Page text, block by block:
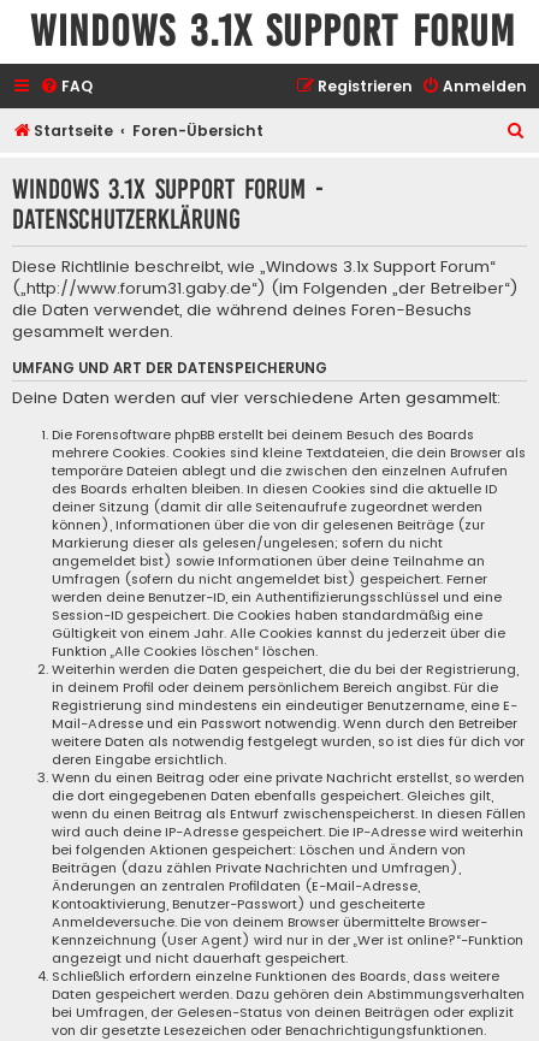
Windows 3.1x Support Forum
FAQ Anmelden
Registrieren
Startseite Foren-Übersicht
Windows 3.1x Support Forum -
Datenschutzerklärung
Diese Richtlinie beschreibt, wie „Windows 3.1x Support Forum“
(„http://www.forum31.gaby.de“) (im Folgenden „der Betreiber“)
die Daten verwendet, die während deines Foren-Besuchs
gesammelt werden.
UMFANG UND ART DER DATENSPEICHERUNG
Deine Daten werden auf vier verschiedene Arten gesammelt:
Die Forensoftware phpBB erstellt bei deinem Besuch des Boards
mehrere Cookies. Cookies sind kleine Textdateien, die dein Browser als
temporäre Dateien ablegt und die zwischen den einzelnen Aufrufen
des Boards erhalten bleiben. In diesen Cookies sind die aktuelle ID
deiner Sitzung (damit dir alle Seitenaufrufe zugeordnet werden
können), Informationen über die von dir gelesenen Beiträge (zur
Markierung dieser als gelesen/ungelesen; sofern du nicht
angemeldet bist) sowie Informationen über deine Teilnahme an
Umfragen (sofern du nicht angemeldet bist) gespeichert. Ferner
werden deine Benutzer-ID, ein Authentifizierungsschlüssel und eine
Session-ID gespeichert. Die Cookies haben standardmäßig eine
Gültigkeit von einem Jahr. Alle Cookies kannst du jederzeit über die
Funktion „Alle Cookies löschen“ löschen.
Weiterhin werden die Daten gespeichert, die du bei der Registrierung,
in deinem Profil oder deinem persönlichem Bereich angibst. Für die
Registrierung sind mindestens ein eindeutiger Benutzername, eine E-
Mail-Adresse und ein Passwort notwendig. Wenn durch den Betreiber
weitere Daten als notwendig festgelegt wurden, so ist dies für dich vor
deren Eingabe ersichtlich.
Wenn du einen Beitrag oder eine private Nachricht erstellst, so werden
die dort eingegebenen Daten ebenfalls gespeichert. Gleiches gilt,
wenn du einen Beitrag als Entwurf zwischenspeicherst. In diesen Fällen
wird auch deine IP-Adresse gespeichert. Die IP-Adresse wird weiterhin
bei folgenden Aktionen gespeichert: Löschen und Ändern von
Beiträgen (dazu zählen Private Nachrichten und Umfragen),
Änderungen an zentralen Profildaten (E-Mail-Adresse,
Kontoaktivierung, Benutzer-Passwort) und gescheiterte
Anmeldeversuche. Die von deinem Browser übermittelte Browser-
Kennzeichnung (User Agent) wird nur in der „Wer ist online?“-Funktion
angezeigt und nicht dauerhaft gespeichert.
Schließlich erfordern einzelne Funktionen des Boards, dass weitere
Daten gespeichert werden. Dazu gehören dein Abstimmungsverhalten
bei Umfragen, der Gelesen-Status von deinen Beiträgen oder explizit
von dir gesetzte Lesezeichen oder Benachrichtigungsfunktionen.